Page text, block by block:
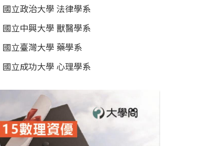
國立政治大學 法律學系
國立中興大學 獸醫學系
國立臺灣大學 藥學系
國立成功大學 心理學系